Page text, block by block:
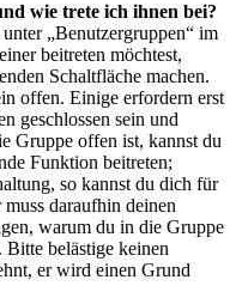
wie trete ich ihnen bei?
„Benutzergruppen“ im
beitreten möchtest,
Schaltfläche machen.
offen. Einige erfordern erst
geschlossen sein und
Gruppe offen ist, kannst du
Funktion beitreten;
so kannst du dich für
daraufhin deinen
warum du in die Gruppe
Bitte belästige keinen
er wird einen Grund